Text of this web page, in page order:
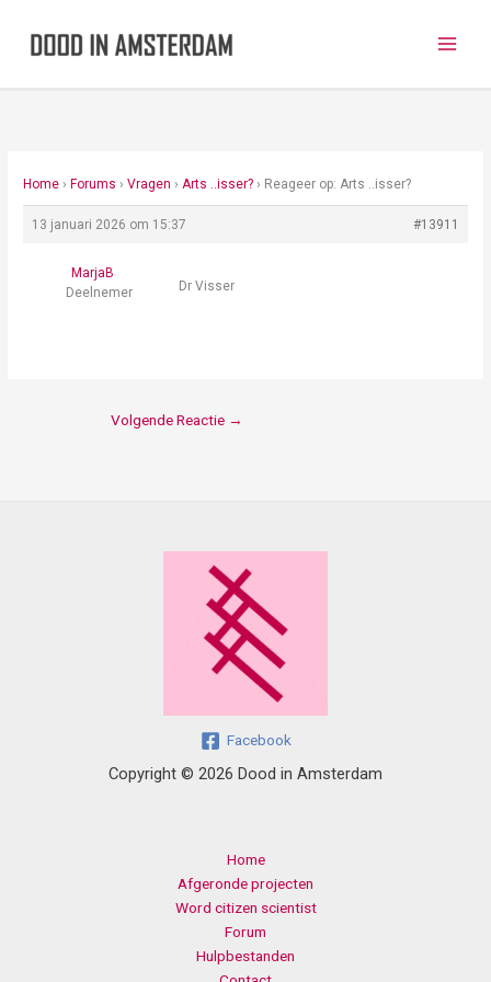
Home › Forums › Vragen › Arts ..isser? › Reageer op: Arts ..isser?
13 januari 2026 om 15:37 #13911
MarjaB
Deelnemer
Dr Visser
Volgende Reactie →
Facebook
Copyright © 2026 Dood in Amsterdam
Home
Afgeronde projecten
Word citizen scientist
Forum
Hulpbestanden